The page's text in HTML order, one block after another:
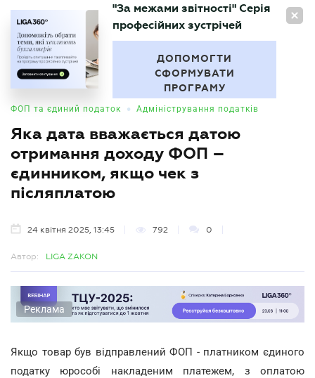
UA
БУХГАЛТЕР
"За межами звітності" Серія
професійних зустрічей
ДОПОМОГТИ
СФОРМУВАТИ
ПРОГРАМУ
ФОП та єдиний податок • Адміністрування податків
Яка дата вважається датою
отримання доходу ФОП –
єдинником, якщо чек з
післяплатою
24 квітня 2025, 13:45 792 0
Автор: LIGA ZAKON
Реклама
Якщо товар був відправлений ФОП - платником єдиного
податку юрособі накладеним платежем, з оплатою